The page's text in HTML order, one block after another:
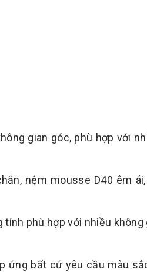
gian góc, phù hợp với
nệm mousse D40 êm
tính phù hợp với nhiều
ứng bất cứ yêu cầu màu